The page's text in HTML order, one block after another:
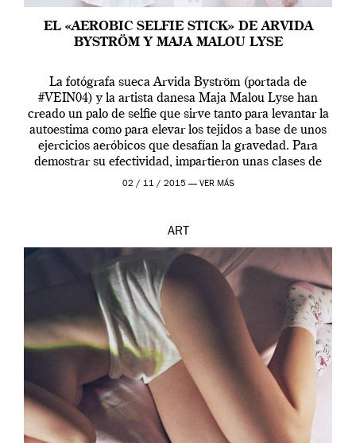
EL «AEROBIC SELFIE STICK» DE ARVIDA
BYSTRÖM Y MAJA MALOU LYSE
La fotógrafa sueca Arvida Byström (portada de
#VEIN04) y la artista danesa Maja Malou Lyse han
creado un palo de selfie que sirve tanto para levantar la
autoestima como para elevar los tejidos a base de unos
ejercicios aeróbicos que desafían la gravedad. Para
demostrar su efectividad, impartieron unas clases de
prueba en el Tate […]
02 / 11 / 2015 — VER MÁS
ART